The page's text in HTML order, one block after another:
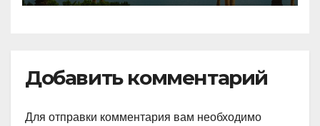
Добавить комментарий
Для отправки комментария вам необходимо